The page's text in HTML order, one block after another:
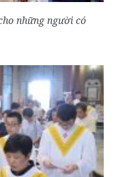
những người có